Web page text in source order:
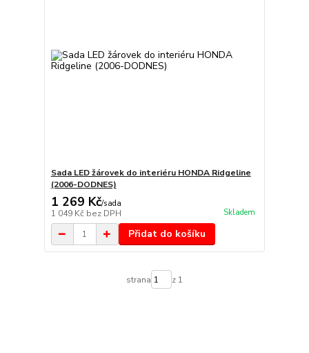
Sada LED žárovek do interiéru HONDA Ridgeline
(2006-DODNES)
1 269 Kč/sada
1 049 Kč bez DPH Skladem
Přidat do košíku
strana z 1